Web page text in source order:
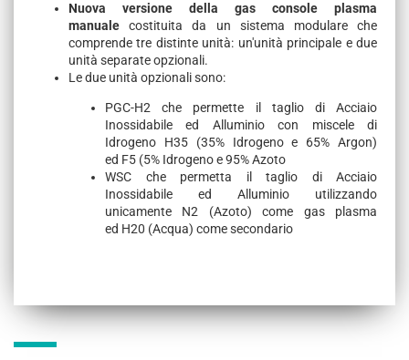
Nuova versione della gas console plasma
manualecostituita da un sistema modulare che
comprende tre distinte unità: un'unità principale e due
unità separate opzionali.
Le due unità opzionali sono:
PGC-H2 che permette il taglio di Acciaio
Inossidabile ed Alluminio con miscele di
Idrogeno H35 (35% Idrogeno e 65% Argon)
ed F5 (5% Idrogeno e 95% Azoto
WSC che permetta il taglio di Acciaio
Inossidabile ed Alluminio utilizzando
unicamente N2 (Azoto) come gas plasma
ed H20 (Acqua) come secondario